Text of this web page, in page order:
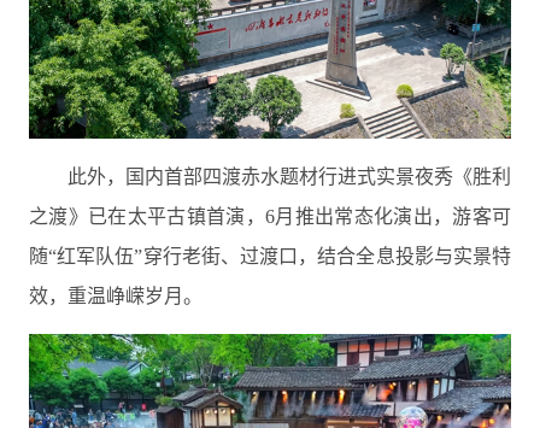
此外，国内首部四渡赤水题材行进式实景夜秀《胜利
之渡》已在太平古镇首演，6月推出常态化演出，游客可
随“红军队伍”穿行老街、过渡口，结合全息投影与实景特
效，重温峥嵘岁月。